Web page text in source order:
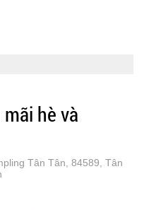
hè và
Tân Tân, 84589, Tân